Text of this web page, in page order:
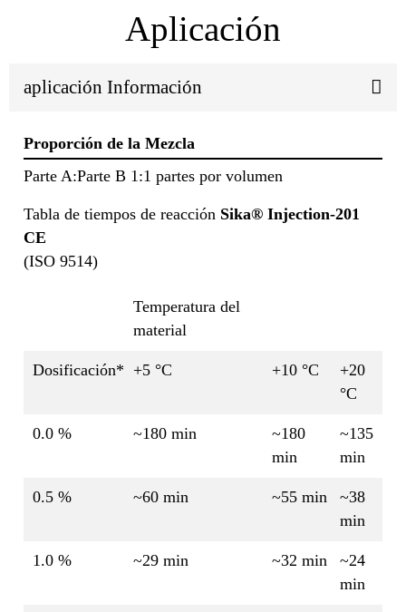
Aplicación
aplicación Información
Proporción de la Mezcla
Parte A:Parte B 1:1 partes por volumen
Tabla de tiempos de reacción Sika® Injection-201
CE
(ISO 9514)
Temperatura del
material
Dosificación* +5 °C +10 °C
+20
°C
0.0 % ~180 min
~180
min
~135
min
0.5 % ~60 min ~55 min
~38
min
1.0 % ~29 min ~32 min
~24
min